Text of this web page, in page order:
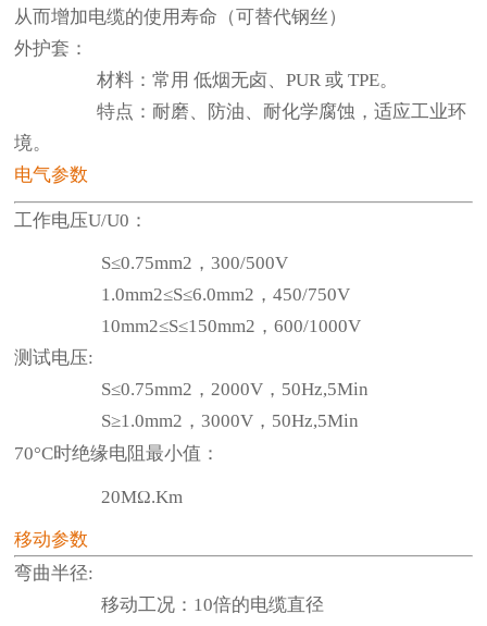
从而增加电缆的使用寿命（可替代钢丝）
外护套：
材料：常用 低烟无卤、PUR 或 TPE。
特点：耐磨、防油、耐化学腐蚀，适应工业环
境。
电气参数
工作电压U/U0：
S≤0.75mm2，300/500V
1.0mm2≤S≤6.0mm2，450/750V
10mm2≤S≤150mm2，600/1000V
测试电压:
S≤0.75mm2，2000V，50Hz,5Min
S≥1.0mm2，3000V，50Hz,5Min
70°C时绝缘电阻最小值：
20MΩ.Km
移动参数
弯曲半径:
移动工况：10倍的电缆直径